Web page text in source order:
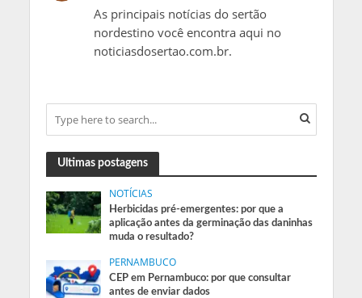
As principais notícias do sertão
nordestino você encontra aqui no
noticiasdosertao.com.br.
Ultimas postagens
NOTÍCIAS
Herbicidas pré-emergentes: por que a
aplicação antes da germinação das daninhas
muda o resultado?
PERNAMBUCO
CEP em Pernambuco: por que consultar
antes de enviar dados